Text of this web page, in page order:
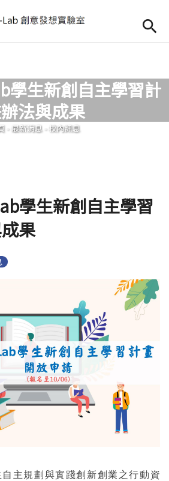
頁
關於我們)
to Main content
學生新創自主學習計
法與成果
您在這裡
- 最新消息 -校內訊息
學生新創自主學習
果
主規劃與實踐創新創業之行動資